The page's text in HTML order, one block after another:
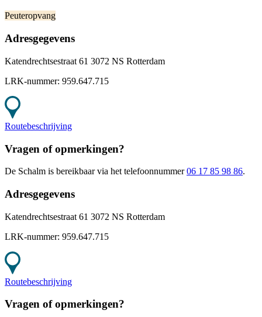
Peuteropvang
Adresgegevens
Katendrechtsestraat 61 3072 NS Rotterdam
LRK-nummer: 959.647.715
Routebeschrijving
Vragen of opmerkingen?
De Schalm is bereikbaar via het telefoonnummer 06 17 85 98 86.
Adresgegevens
Katendrechtsestraat 61 3072 NS Rotterdam
LRK-nummer: 959.647.715
Routebeschrijving
Vragen of opmerkingen?